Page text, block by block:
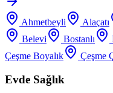
Ahmetbeyli Alaçatı
Belevi
Bostanlı
Çeşme Boyalık
Çeşme
Evde Sağlık